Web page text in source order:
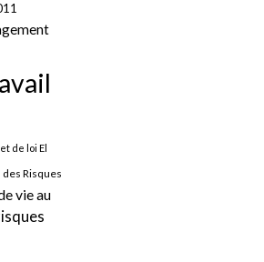
de loi El
Risques
vie au